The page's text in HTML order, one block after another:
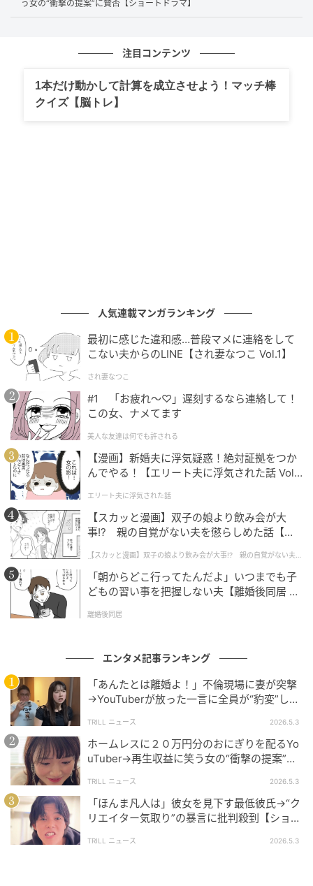
@short.drama1
「いや…僕は別に…」そう言いながら、向かいに座る女
性に声をかけました。「まゆ、撮る？」
「あっ、うん…」まゆは返事はするものの、どこか乗
り気ではない様子。
すると、途中で卵黄が割れてしまいます。「あぁ…潰れ
てもうたけど」 男性が小さく声を上げた次の瞬間、女
性店員が苛立った様子で竹を取り上げ、言い放ちまし
た。
う女の“衝撃の提案”に賛否【ショートドラマ】
注目コンテンツ
1本だけ動かして計算を成立させよう！マッチ棒
クイズ【脳トレ】
人気連載マンガランキング
最初に感じた違和感…普段マメに連絡をして
こない夫からのLINE【され妻なつこ Vol.1】
され妻なつこ
#1 「お疲れ〜♡」遅刻するなら連絡して！
この女、ナメてます
美人な友達は何でも許される
【漫画】新婚夫に浮気疑惑！絶対証拠をつか
んでやる！【エリート夫に浮気された話 Vol.
エリート夫に浮気された話
【スカッと漫画】双子の娘より飲み会が大
事!? 親の自覚がない夫を懲らしめた話【第1
【スカッと漫画】双子の娘より飲み会が大事!? 親の自覚がない夫を
懲らしめた話
「朝からどこ行ってたんだよ」いつまでも子
どもの習い事を把握しない夫【離婚後同居 Vo
離婚後同居
エンタメ記事ランキング
「あんたとは離婚よ！」不倫現場に妻が突撃
→YouTuberが放った一言に全員が“豹変”した
TRILL ニュース 2026.5.3
ホームレスに２０万円分のおにぎりを配るYo
uTuber→再生収益に笑う女の“衝撃の提案”に
TRILL ニュース 2026.5.3
「ほんま凡人は」彼女を見下す最低彼氏→“ク
リエイター気取り”の暴言に批判殺到【ショー
TRILL ニュース 2026.5.3